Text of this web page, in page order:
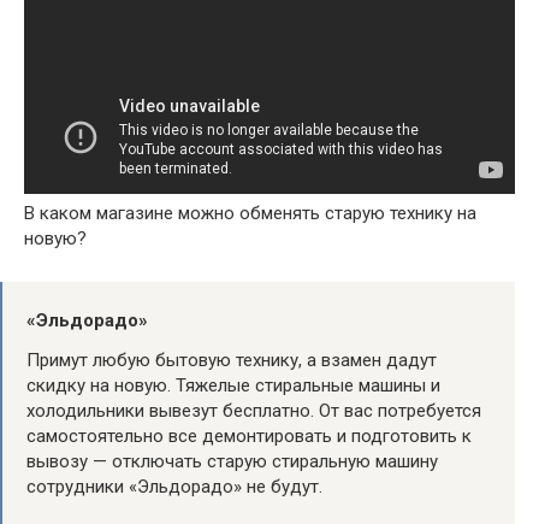
В каком магазине можно обменять старую технику на
новую?
«Эльдорадо»
Примут любую бытовую технику, а взамен дадут
скидку на новую. Тяжелые стиральные машины и
холодильники вывезут бесплатно. От вас потребуется
самостоятельно все демонтировать и подготовить к
вывозу — отключать старую стиральную машину
сотрудники «Эльдорадо» не будут.